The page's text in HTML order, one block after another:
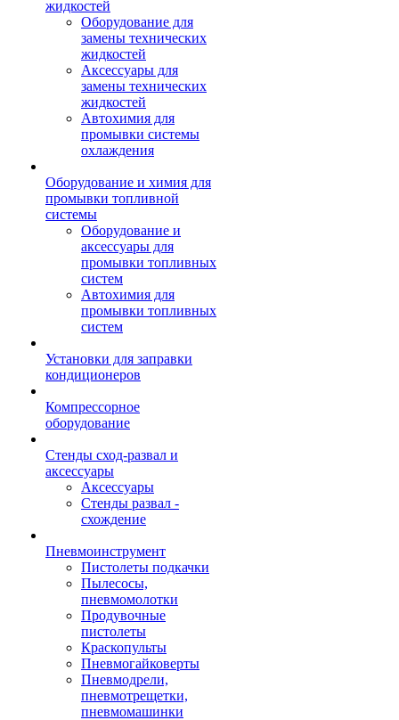
жидкостей
Оборудование для
замены технических
жидкостей
Аксессуары для
замены технических
жидкостей
Автохимия для
промывки системы
охлаждения
Оборудование и химия для
промывки топливной
системы
Оборудование и
аксессуары для
промывки топливных
систем
Автохимия для
промывки топливных
систем
Установки для заправки
кондиционеров
Компрессорное
оборудование
Стенды сход-развал и
аксессуары
Аксессуары
Стенды развал -
схождение
Пневмоинструмент
Пистолеты подкачки
Пылесосы,
пневмомолотки
Продувочные
пистолеты
Краскопульты
Пневмогайковерты
Пневмодрели,
пневмотрещетки,
пневмомашинки